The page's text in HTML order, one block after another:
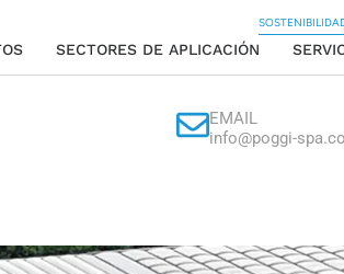
SECTORES DE APLICACIÓN
EMAIL
info@poggi-